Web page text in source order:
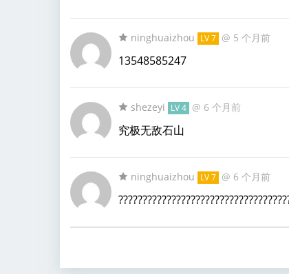
ninghuaizhou LV 7 @ 5 个月前
13548585247
shezeyi LV 4 @ 6 个月前
究极无敌石山
ninghuaizhou LV 7 @ 6 个月前